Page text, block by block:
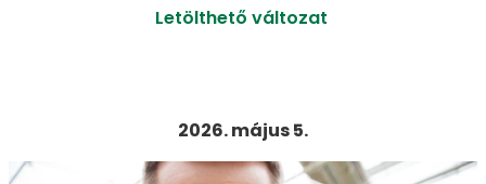
Letölthető változat
2026. május 5.